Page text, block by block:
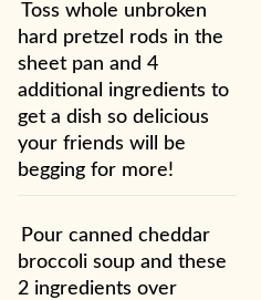
Toss whole unbroken
hard pretzel rods in the
sheet pan and 4
additional ingredients to
get a dish so delicious
your friends will be
begging for more!
Pour canned cheddar
broccoli soup and these
2 ingredients over